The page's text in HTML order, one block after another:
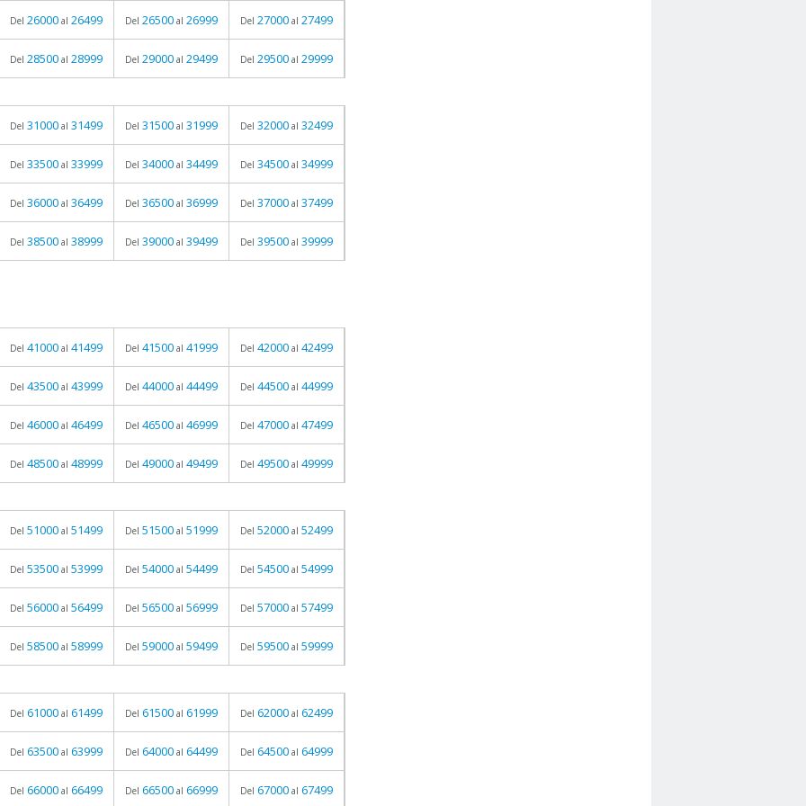
Del 26000 al 26499 Del 26500 al 26999 Del 27000 al 27499
Del 28500 al 28999 Del 29000 al 29499 Del 29500 al 29999
Del 31000 al 31499 Del 31500 al 31999 Del 32000 al 32499
Del 33500 al 33999 Del 34000 al 34499 Del 34500 al 34999
Del 36000 al 36499 Del 36500 al 36999 Del 37000 al 37499
Del 38500 al 38999 Del 39000 al 39499 Del 39500 al 39999
Del 41000 al 41499 Del 41500 al 41999 Del 42000 al 42499
Del 43500 al 43999 Del 44000 al 44499 Del 44500 al 44999
Del 46000 al 46499 Del 46500 al 46999 Del 47000 al 47499
Del 48500 al 48999 Del 49000 al 49499 Del 49500 al 49999
Del 51000 al 51499 Del 51500 al 51999 Del 52000 al 52499
Del 53500 al 53999 Del 54000 al 54499 Del 54500 al 54999
Del 56000 al 56499 Del 56500 al 56999 Del 57000 al 57499
Del 58500 al 58999 Del 59000 al 59499 Del 59500 al 59999
Del 61000 al 61499 Del 61500 al 61999 Del 62000 al 62499
Del 63500 al 63999 Del 64000 al 64499 Del 64500 al 64999
Del 66000 al 66499 Del 66500 al 66999 Del 67000 al 67499